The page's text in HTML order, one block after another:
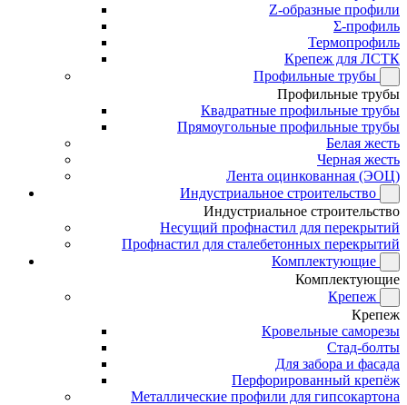
Z-образные профили
Σ-профиль
Термопрофиль
Крепеж для ЛСТК
Профильные трубы
Профильные трубы
Квадратные профильные трубы
Прямоугольные профильные трубы
Белая жесть
Черная жесть
Лента оцинкованная (ЭОЦ)
Индустриальное строительство
Индустриальное строительство
Несущий профнастил для перекрытий
Профнастил для сталебетонных перекрытий
Комплектующие
Комплектующие
Крепеж
Крепеж
Кровельные саморезы
Стад-болты
Для забора и фасада
Перфорированный крепёж
Металлические профили для гипсокартона